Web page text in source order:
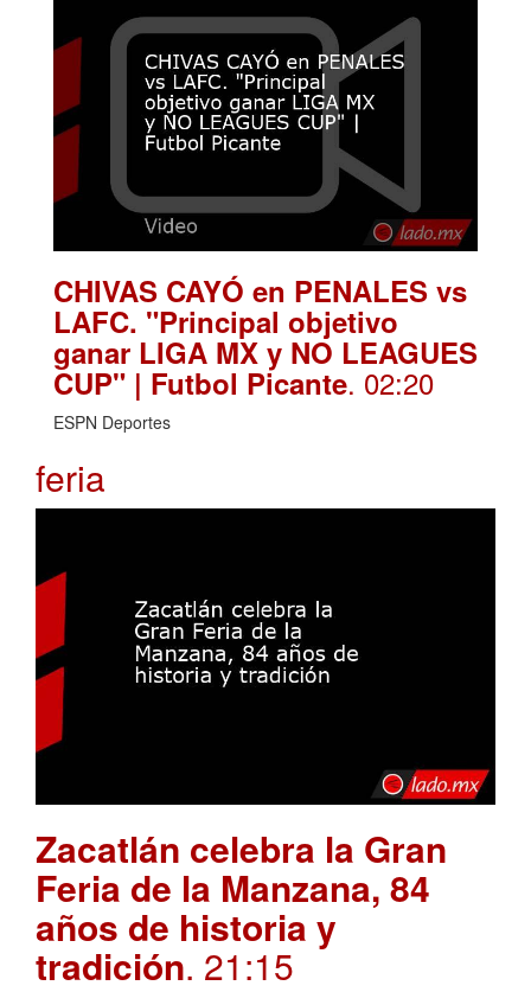
CHIVAS CAYÓ en PENALES vs
LAFC. "Principal objetivo
ganar LIGA MX y NO LEAGUES
CUP" | Futbol Picante. 02:20
ESPN Deportes
feria
Zacatlán celebra la Gran
Feria de la Manzana, 84
años de historia y
tradición. 21:15